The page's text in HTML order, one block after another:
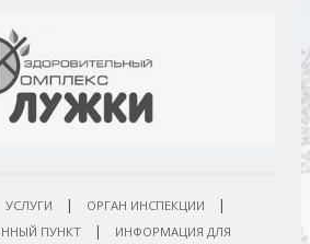
УСЛУГИ | ОРГАН ИНСПЕКЦИИ |
ПУНКТ| ИНФОРМАЦИЯ ДЛЯ